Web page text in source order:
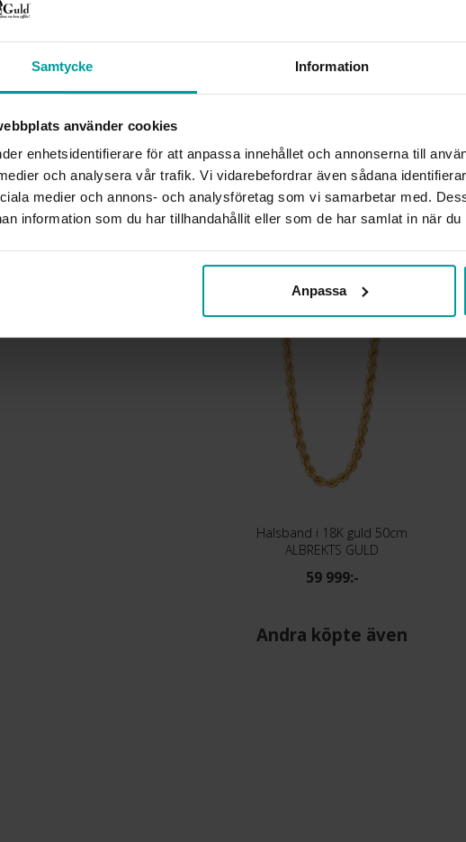
Samtycke Information
använder cookies
enhetsidentifierare för att anpassa innehållet och annonserna till
och analysera vår trafik. Vi vidarebefordrar även sådana
medier och annons- och analysföretag som vi samarbetar med.
information som du har tillhandahållit eller som de har samlat in när
Anpassa
HÖJD CA (MM)
LÄNGD CA (CM)
ÄDELMETALL
KEDJEMODELL
DETALJER
VIKT CA (GRAM)
Liknande produkter
Halsband i 18K guld 50cm
ALBREKTS GULD
59 999:-
Andra köpte även